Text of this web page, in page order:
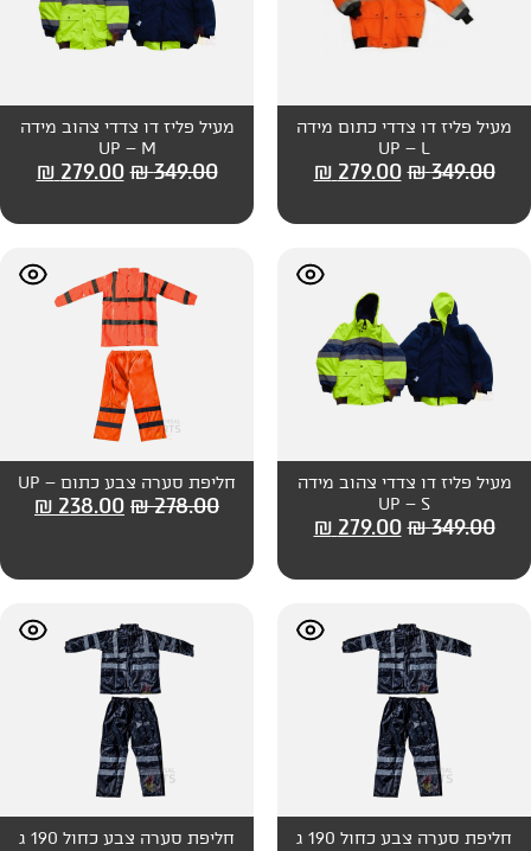
מידה
₪
מעיל פליז דו צדדי צהוב מידה
349.00
279.00
₪
מידה
₪
חליפת סערה צבע כתום – UP
238.00
₪
חליפת סערה צבע כחול 190 ג
חליפת סערה צבע כחול 190 ג